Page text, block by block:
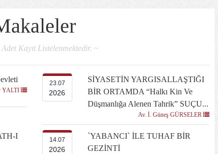
Kayıt Listelenmektedir. ~
YALTI
23.07
2026
SİYASETİN YARGISALLAŞTIĞI
BİR ORTAMDA “halkı Kin Ve
Düşmanlığa Alenen Tahrik” SUÇU...
Av. İ. Güneş GÜRSELER
I
14.07
2026
`YABANCI` İLE TUHAF BİR
GEZİNTİ